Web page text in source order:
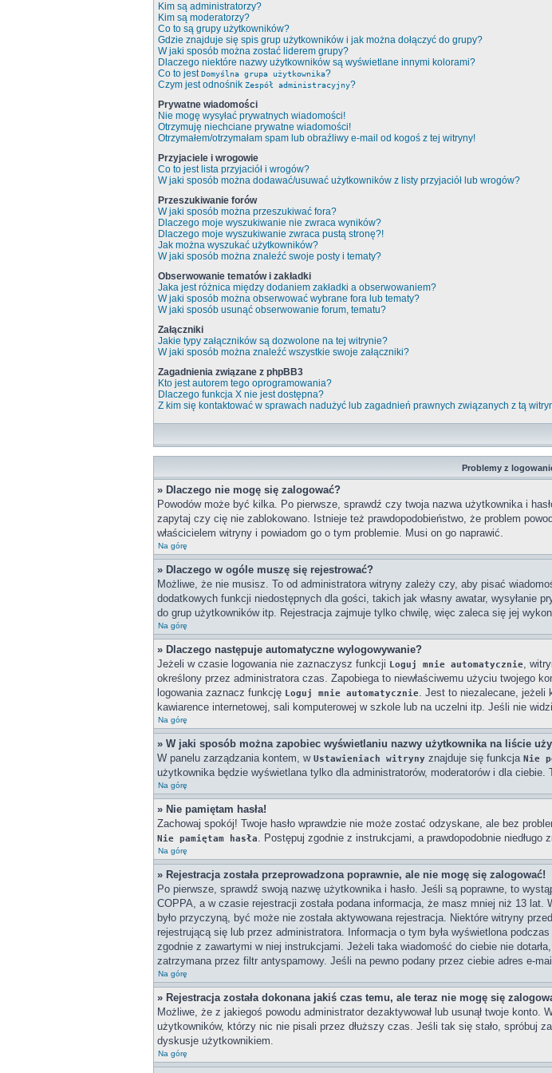
Kim są administratorzy?
Kim są moderatorzy?
Co to są grupy użytkowników?
Gdzie znajduje się spis grup użytkowników i jak można dołączyć do grupy?
W jaki sposób można zostać liderem grupy?
Dlaczego niektóre nazwy użytkowników są wyświetlane innymi kolorami?
Co to jestDomyślna grupa użytkownika?
Czym jest odnośnik Zespół administracyjny?
Prywatne wiadomości
Nie mogę wysyłać prywatnych wiadomości!
Otrzymuję niechciane prywatne wiadomości!
Otrzymałem/otrzymałam spam lub obraźliwy e-mail od kogoś z tej witryny!
Przyjaciele i wrogowie
Co to jest lista przyjaciół i wrogów?
W jaki sposób można dodawać/usuwać użytkowników z listy przyjaciół lub wrogów?
Przeszukiwanie forów
W jaki sposób można przeszukiwać fora?
Dlaczego moje wyszukiwanie nie zwraca wyników?
Dlaczego moje wyszukiwanie zwraca pustą stronę?!
Jak można wyszukać użytkowników?
W jaki sposób można znaleźć swoje posty i tematy?
Obserwowanie tematów i zakładki
Jaka jest różnica między dodaniem zakładki a obserwowaniem?
W jaki sposób można obserwować wybrane fora lub tematy?
W jaki sposób usunąć obserwowanie forum, tematu?
Załączniki
Jakie typy załączników są dozwolone na tej witrynie?
W jaki sposób można znaleźć wszystkie swoje załączniki?
Zagadnienia związane z phpBB3
Kto jest autorem tego oprogramowania?
Dlaczego funkcja X nie jest dostępna?
Z kim się kontaktować w sprawach nadużyć lub zagadnień prawnych związanych z tą
Problemy z
» Dlaczego nie mogę się zalogować?
Powodów może być kilka. Po pierwsze, sprawdź czy twoja nazwa użytkownika i
zapytaj czy cię nie zablokowano. Istnieje też prawdopodobieństwo, że problem
właścicielem witryny i powiadom go o tym problemie. Musi on go naprawić.
Na górę
» Dlaczego w ogóle muszę się rejestrować?
Możliwe, że nie musisz. To od administratora witryny zależy czy, aby pisać
dodatkowych funkcji niedostępnych dla gości, takich jak własny awatar, wysyłanie
do grup użytkowników itp. Rejestracja zajmuje tylko chwilę, więc zaleca się jej
Na górę
» Dlaczego następuje automatyczne wylogowywanie?
Jeżeli w czasie logowania nie zaznaczysz funkcji Loguj mnie automatycznie,
określony przez administratora czas. Zapobiega to niewłaściwemu użyciu twojego
logowania zaznacz funkcję Loguj mnie automatycznie. Jest to niezalecane, jeżeli
kawiarence internetowej, sali komputerowej w szkole lub na uczelni itp. Jeśli nie
Na górę
» W jaki sposób można zapobiec wyświetlaniu nazwy użytkownika na liście
W panelu zarządzania kontem, w Ustawieniach witryny znajduje się funkcja Nie
użytkownika będzie wyświetlana tylko dla administratorów, moderatorów i dla
Na górę
» Nie pamiętam hasła!
Zachowaj spokój! Twoje hasło wprawdzie nie może zostać odzyskane, ale bez
Nie pamiętam hasła. Postępuj zgodnie z instrukcjami, a prawdopodobnie niedługo
Na górę
» Rejestracja została przeprowadzona poprawnie, ale nie mogę się zalogować!
Po pierwsze, sprawdź swoją nazwę użytkownika i hasło. Jeśli są poprawne, to
COPPA, a w czasie rejestracji została podana informacja, że masz mniej niż 13
było przyczyną, być może nie została aktywowana rejestracja. Niektóre witryny
rejestrującą się lub przez administratora. Informacja o tym była wyświetlona
zgodnie z zawartymi w niej instrukcjami. Jeżeli taka wiadomość do ciebie nie
zatrzymana przez filtr antyspamowy. Jeśli na pewno podany przez ciebie adres e-
Na górę
» Rejestracja została dokonana jakiś czas temu, ale teraz nie mogę się
Możliwe, że z jakiegoś powodu administrator dezaktywował lub usunął twoje
użytkowników, którzy nic nie pisali przez dłuższy czas. Jeśli tak się stało, spróbuj
dyskusje użytkownikiem.
Na górę